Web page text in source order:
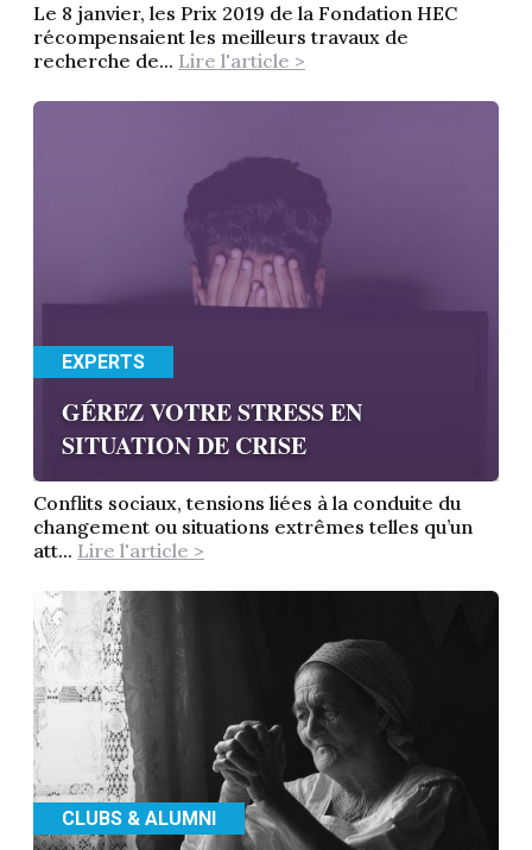
Le 8 janvier, les Prix 2019 de la Fondation HEC
récompensaient les meilleurs travaux de
recherche de... Lire l'article >
EXPERTS
GÉREZ VOTRE STRESS EN
SITUATION DE CRISE
Conflits sociaux, tensions liées à la conduite du
changement ou situations extrêmes telles qu’un
att... Lire l'article >
CLUBS & ALUMNI